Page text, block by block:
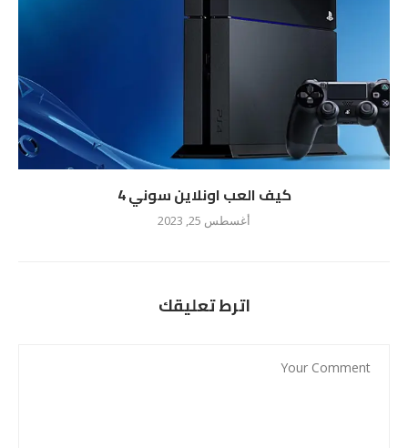
كيف العب اونلاين سوني 4
أغسطس 25, 2023
اترط تعليقك